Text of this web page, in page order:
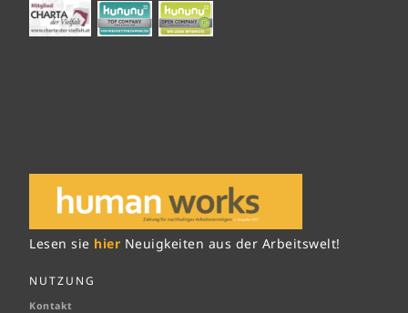
Lesen sie hier Neuigkeiten aus der Arbeitswelt!
NUTZUNG
Kontakt